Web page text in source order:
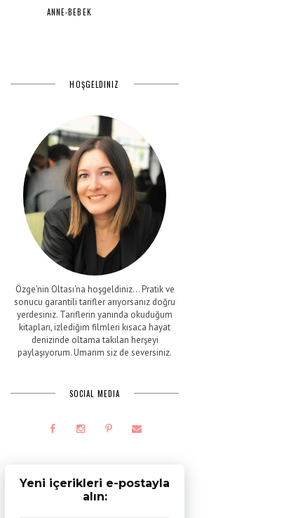
ANNE-BEBEK
HOŞGELDINIZ
Özge'nin Oltası'na hoşgeldiniz... Pratik ve
sonucu garantili tarifler arıyorsanız doğru
yerdesiniz. Tariflerin yanında okuduğum
kitapları, izlediğim filmleri kısaca hayat
denizinde oltama takılan herşeyi
paylaşıyorum. Umarım siz de seversiniz.
SOCIAL MEDIA
Yeni içerikleri e-postayla
alın: